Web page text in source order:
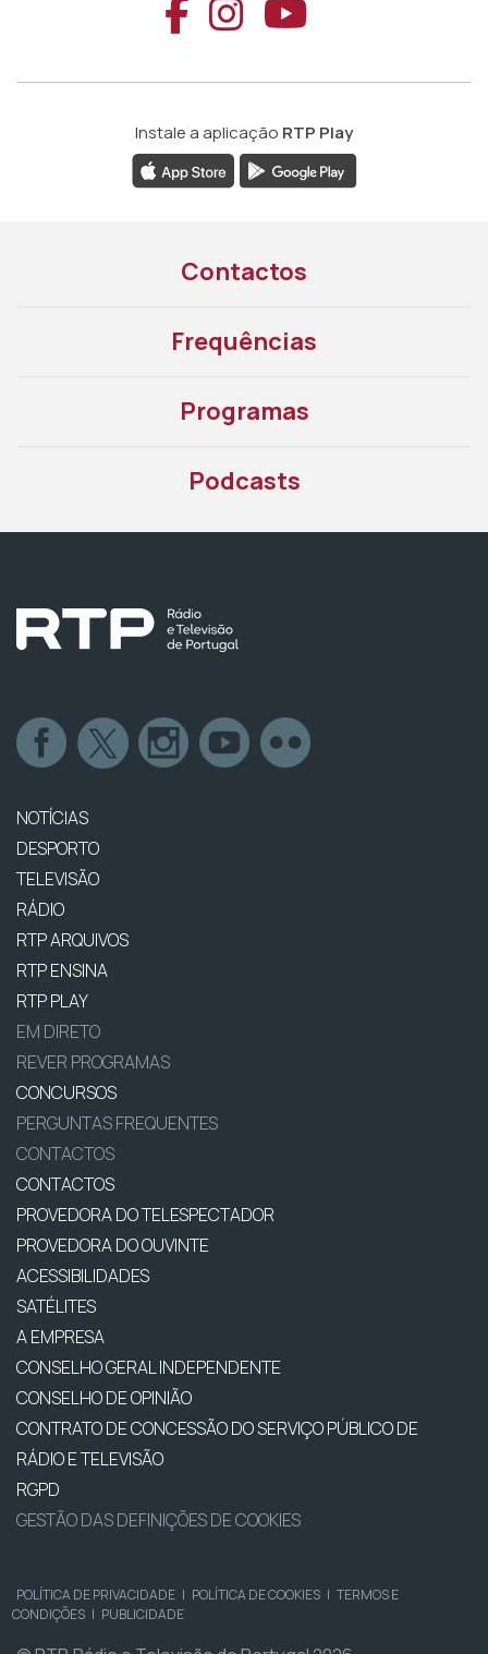
Aceder ao
Aceder ao
Aceder
Instale a aplicação RTP Play
Contactos
Frequências
Programas
Podcasts
NOTÍCIAS
DESPORTO
TELEVISÃO
RÁDIO
RTP ARQUIVOS
RTP ENSINA
RTP PLAY
EM DIRETO
REVER PROGRAMAS
CONCURSOS
PERGUNTAS FREQUENTES
CONTACTOS
CONTACTOS
PROVEDORA DO TELESPECTADOR
PROVEDORA DO OUVINTE
ACESSIBILIDADES
SATÉLITES
A EMPRESA
CONSELHO GERAL INDEPENDENTE
CONSELHO DE OPINIÃO
CONTRATO DE CONCESSÃO DO SERVIÇO PÚBLICO DE
RÁDIO E TELEVISÃO
RGPD
GESTÃO DAS DEFINIÇÕES DE COOKIES
POLÍTICA DE PRIVACIDADE | POLÍTICA DE COOKIES | TERMOS E
CONDIÇÕES | PUBLICIDADE